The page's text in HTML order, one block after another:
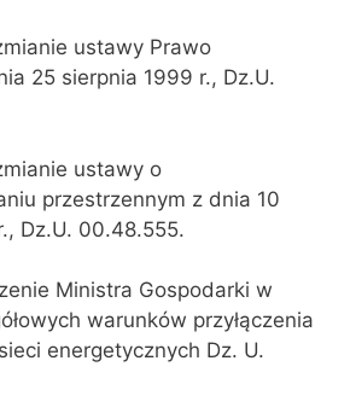
ustawy Prawo
25 sierpnia 1999 r., Dz.U.
ustawy o
przestrzennym z dnia 10
Dz.U. 00.48.555.
Ministra Gospodarki w
warunków przyłączenia
energetycznych Dz. U.